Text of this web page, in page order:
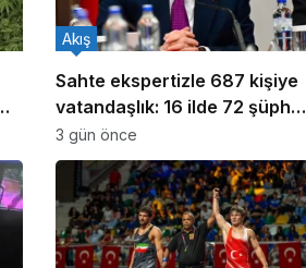
Sahte ekspertizle 687 kişiye
vatandaşlık: 16 ilde 72 şüpheli
yakalandı
Akış
3 gün önce